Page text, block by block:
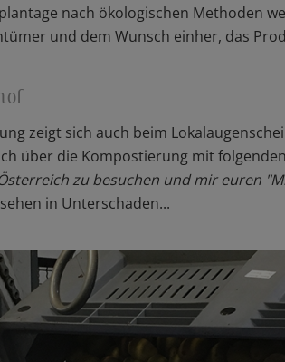
nach ökologischen Methoden
und dem Wunsch einher, das
zeigt sich auch beim
über die Kompostierung mit
zu besuchen und mir euren
in Unterschaden...